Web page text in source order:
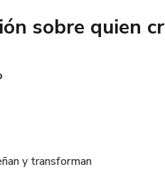
sobre quien
y transforman